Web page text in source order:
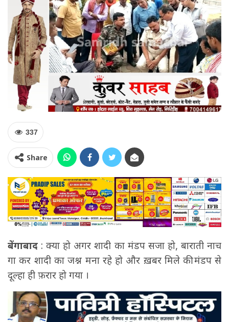
337
Share
बेंगाबाद : क्या हो अगर शादी का मंडप सजा हो, बाराती नाच
गा कर शादी का जश्न मना रहे हो और ख़बर मिले की मंडप से
दूल्हा ही फ़रार हो गया ।